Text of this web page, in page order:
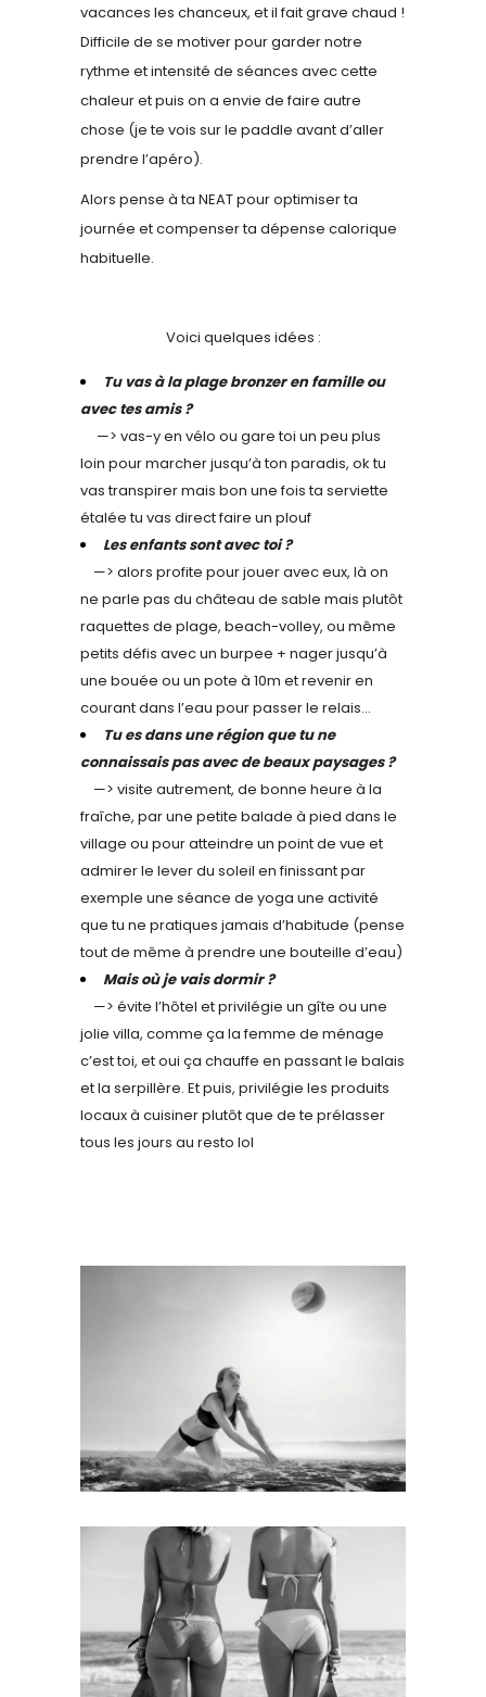
vacances les chanceux, et il fait grave chaud !
Difficile de se motiver pour garder notre
rythme et intensité de séances avec cette
chaleur et puis on a envie de faire autre
chose (je te vois sur le paddle avant d’aller
prendre l’apéro).
Alors pense à ta NEAT pour optimiser ta
journée et compenser ta dépense calorique
habituelle.
Voici quelques idées :
Tu vas à la plage bronzer en famille ou
avec tes amis ?
—> vas-y en vélo ou gare toi un peu plus
loin pour marcher jusqu’à ton paradis, ok tu
vas transpirer mais bon une fois ta serviette
étalée tu vas direct faire un plouf
Les enfants sont avec toi ?
—> alors profite pour jouer avec eux, là on
ne parle pas du château de sable mais plutôt
raquettes de plage, beach-volley, ou même
petits défis avec un burpee + nager jusqu’à
une bouée ou un pote à 10m et revenir en
courant dans l’eau pour passer le relais…
Tu es dans une région que tu ne
connaissais pas avec de beaux paysages ?
—> visite autrement, de bonne heure à la
fraîche, par une petite balade à pied dans le
village ou pour atteindre un point de vue et
admirer le lever du soleil en finissant par
exemple une séance de yoga une activité
que tu ne pratiques jamais d’habitude (pense
tout de même à prendre une bouteille d’eau)
Mais où je vais dormir ?
—> évite l’hôtel et privilégie un gîte ou une
jolie villa, comme ça la femme de ménage
c’est toi, et oui ça chauffe en passant le balais
et la serpillère. Et puis, privilégie les produits
locaux à cuisiner plutôt que de te prélasser
tous les jours au resto lol